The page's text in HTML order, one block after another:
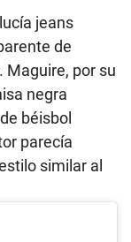
jeans
de
Maguire, por su
negra
béisbol
parecía
similar al